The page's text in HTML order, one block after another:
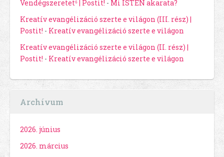
Vendégszeretet⁶ | Postit! - Mi ISTEN akarata?
Kreatív evangélizáció szerte e világon (III. rész) |
Postit! - Kreatív evangélizáció szerte e világon
Kreatív evangélizáció szerte e világon (II. rész) |
Postit! - Kreatív evangélizáció szerte e világon
Archívum
2026. június
2026. március